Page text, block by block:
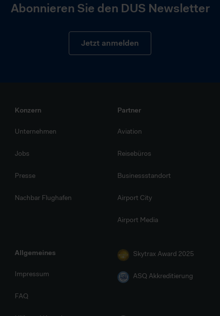
Abonnieren Sie den DUS Newsletter
Jetzt anmelden
Konzern
Unternehmen
Jobs
Presse
Nachbar Flughafen
Partner
Aviation
Reisebüros
Businessstandort
Airport City
Airport Media
Allgemeines
Impressum
FAQ
Skytrax Award 2025
ASQ Akkreditierung